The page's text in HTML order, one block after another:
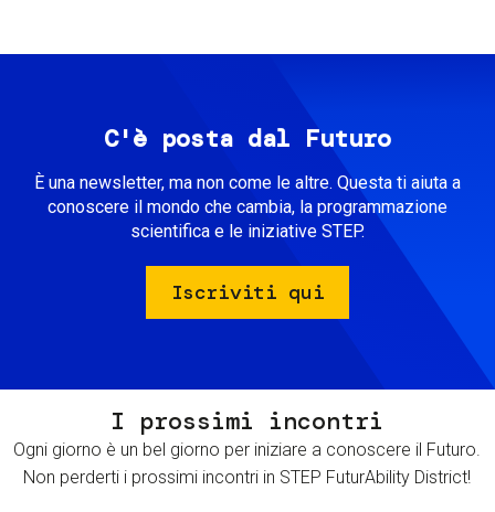
C'è posta dal Futuro
È una newsletter, ma non come le altre. Questa ti aiuta a
conoscere il mondo che cambia, la programmazione
scientifica e le iniziative STEP.
Iscriviti qui
I prossimi incontri
Ogni giorno è un bel giorno per iniziare a conoscere il Futuro.
Non perderti i prossimi incontri in STEP FuturAbility District!